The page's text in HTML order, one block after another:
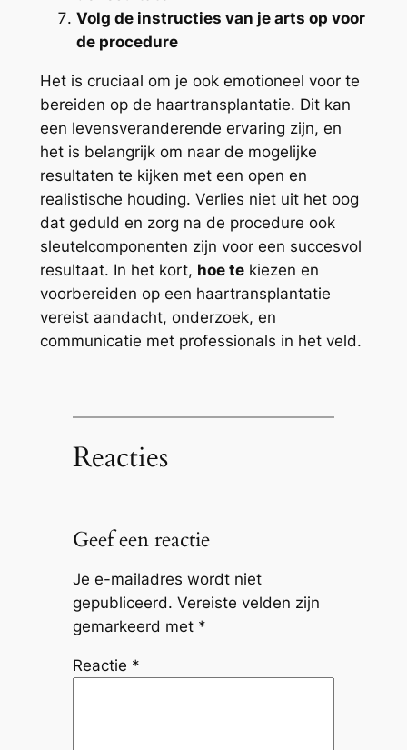
Volg de instructies van je arts op voor
de procedure
Het is cruciaal om je ook emotioneel voor te
bereiden op de haartransplantatie. Dit kan
een levensveranderende ervaring zijn, en
het is belangrijk om naar de mogelijke
resultaten te kijken met een open en
realistische houding. Verlies niet uit het oog
dat geduld en zorg na de procedure ook
sleutelcomponenten zijn voor een succesvol
resultaat. In het kort, hoe tekiezen en
voorbereiden op een haartransplantatie
vereist aandacht, onderzoek, en
communicatie met professionals in het veld.
Reacties
Geef een reactie
Je e-mailadres wordt niet
gepubliceerd. Vereiste velden zijn
gemarkeerd met *
Reactie *